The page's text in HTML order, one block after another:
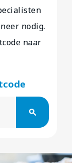
nodig.
naar
search